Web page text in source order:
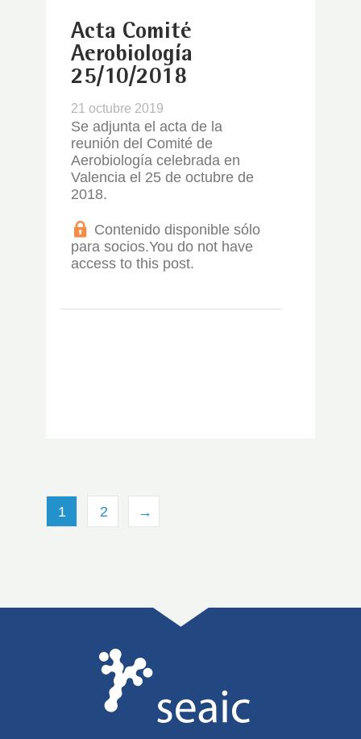
Acta Comité
Aerobiología
25/10/2018
21 octubre 2019
Se adjunta el acta de la
reunión del Comité de
Aerobiología celebrada en
Valencia el 25 de octubre de
2018.
Contenido disponible sólo
para socios.You do not have
access to this post.
1 2 →